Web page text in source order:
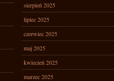
sierpień 2025
lipiec 2025
czerwiec 2025
maj 2025
kwiecień 2025
marzec 2025